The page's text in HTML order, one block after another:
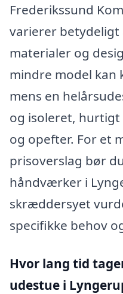
Frederikssund
varierer
materialer og
mindre model kan
mens en
og isoleret, hurtigt
og opefter. For et
prisoverslag bør
håndværker i
skræddersyet
specifikke behov
Hvor lang tid
udestue i